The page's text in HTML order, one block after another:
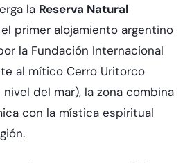
la Reserva Natural
el primer alojamiento argentino
la Fundación Internacional
al mítico Cerro Uritorco
del mar), la zona combina
con la mística espiritual